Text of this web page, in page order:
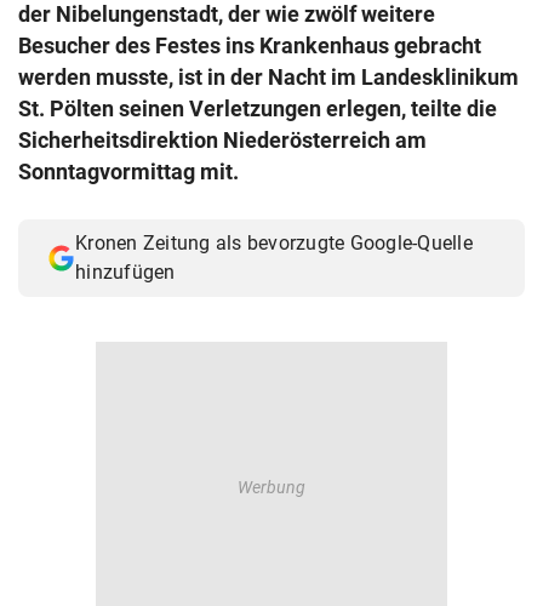
© Krone Multimedia GmbH & Co KG 2026
der Nibelungenstadt, der wie zwölf weitere
Besucher des Festes ins Krankenhaus gebracht
werden musste, ist in der Nacht im Landesklinikum
St. Pölten seinen Verletzungen erlegen, teilte die
Sicherheitsdirektion Niederösterreich am
Sonntagvormittag mit.
Kronen Zeitung als bevorzugte Google-Quelle
hinzufügen